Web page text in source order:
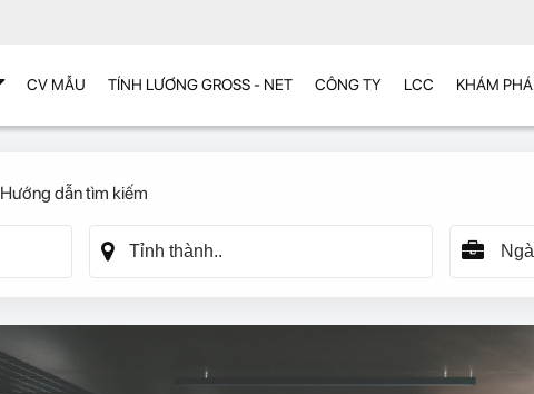
CV MẪU TÍNH LƯƠNG GROSS - NET CÔNG TY LCC KHÁM PHÁ
Hướng dẫn tìm kiếm